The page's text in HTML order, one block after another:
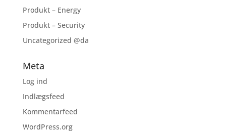
Produkt – Energy
Produkt – Security
Uncategorized @da
Meta
Log ind
Indlægsfeed
Kommentarfeed
WordPress.org